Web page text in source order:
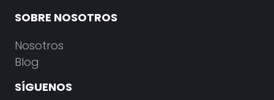
SOBRE NOSOTROS
Nosotros
Blog
SÍGUENOS